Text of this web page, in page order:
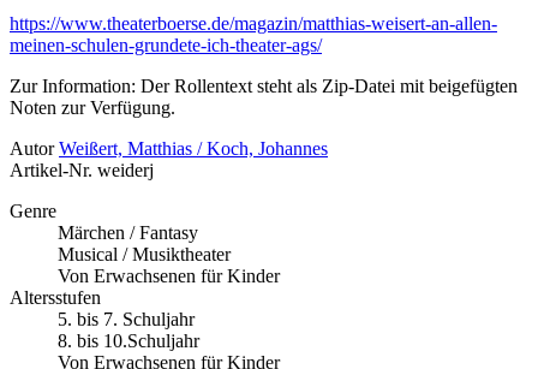
https://www.theaterboerse.de/magazin/matthias-weisert-an-allen-
meinen-schulen-grundete-ich-theater-ags/
Zur Information: Der Rollentext steht als Zip-Datei mit beigefügten
Noten zur Verfügung.
Autor Weißert, Matthias / Koch, Johannes
Artikel-Nr. weiderj
Genre
Märchen / Fantasy
Musical / Musiktheater
Von Erwachsenen für Kinder
Altersstufen
5. bis 7. Schuljahr
8. bis 10.Schuljahr
Von Erwachsenen für Kinder